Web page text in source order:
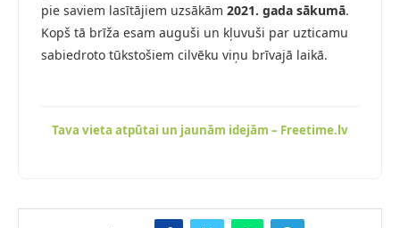
pie saviem lasītājiem uzsākām 2021. gada sākumā.
Kopš tā brīža esam auguši un kļuvuši par uzticamu
sabiedroto tūkstošiem cilvēku viņu brīvajā laikā.
Tava vieta atpūtai un jaunām idejām – Freetime.lv